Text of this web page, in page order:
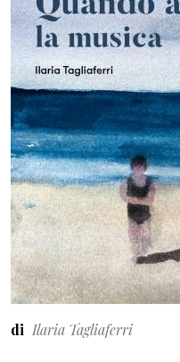
di Ilaria Tagliaferri